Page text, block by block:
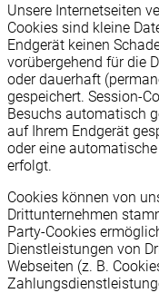
Unsere Internetseiten
Cookies sind kleine
Endgerät keinen
vorübergehend für die
oder dauerhaft
gespeichert. Session-
Besuchs automatisch
auf Ihrem Endgerät
oder eine
erfolgt.
Cookies können von
Drittunternehmen
Party-Cookies
Dienstleistungen von
Webseiten (z. B.